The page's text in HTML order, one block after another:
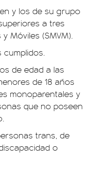
y los de su grupo
a tres
Móviles (SMVM).
cumplidos.
de edad a las
de 18 años
monoparentales y
que no poseen
trans, de
o